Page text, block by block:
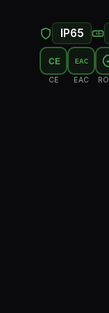
IP65
CE
CE
EAC
EAC